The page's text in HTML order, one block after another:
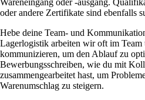
Wareneingang oder -ausgang.
oder andere Zertifikate sind ebenfalls
Hebe deine Team- und
Lagerlogistik arbeiten wir oft im Team
kommunizieren, um den Ablauf zu
Bewerbungsschreiben, wie du mit
zusammengearbeitet hast, um
Warenumschlag zu steigern.